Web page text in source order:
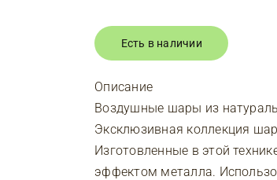
Есть в наличии
Описание
Воздушные шары из
Эксклюзивная коллекция
Изготовленные в этой
эффектом металла.